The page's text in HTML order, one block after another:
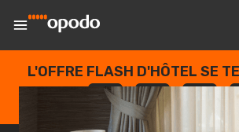
L'OFFRE FLASH D'HÔTEL SE
--
JOURS
: --
HEURES
: